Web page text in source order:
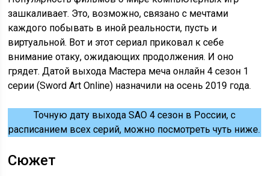
зашкаливает. Это, возможно, связано с мечтами
каждого побывать в иной реальности, пусть и
виртуальной. Вот и этот сериал приковал к себе
внимание отаку, ожидающих продолжения. И оно
грядет. Датой выхода Мастера меча онлайн 4 сезон 1
серии (Sword Art Online) назначили на осень 2019 года.
Точную дату выхода SAO 4 сезон в России, с
расписанием всех серий, можно посмотреть чуть ниже.
Сюжет